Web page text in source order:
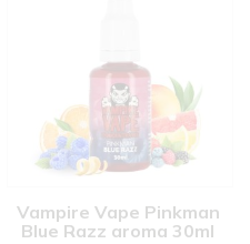
Vampire Vape Pinkman
Blue Razz aroma 30ml